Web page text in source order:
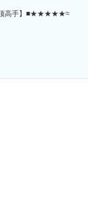
高手】■★★★★★≈